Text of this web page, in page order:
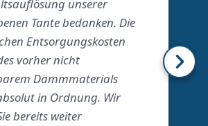
unserer
Tante bedanken. Die
Entsorgungskosten
vorher nicht
Dämmmaterials
in Ordnung. Wir
bereits weiter